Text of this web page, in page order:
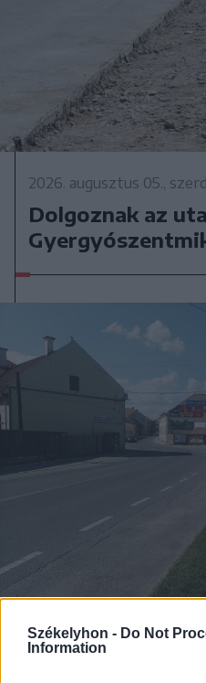
Székelyhon - Do Not
Information
2026. augusztus 05.,
Dolgoznak az
2026. augusztus 03.,